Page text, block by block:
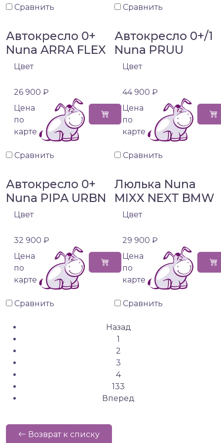
Сравнить Сравнить
Автокресло 0+
Nuna ARRA FLEX
Цвет
26 900 ₽
Цена
по
карте
Сравнить
Автокресло 0+/1
Nuna PRUU
Цвет
44 900 ₽
Цена
по
карте
Сравнить
Автокресло 0+
Nuna PIPA URBN
Цвет
32 900 ₽
Цена
по
карте
Сравнить
Люлька Nuna
MIXX NEXT BMW
Цвет
29 900 ₽
Цена
по
карте
Сравнить
Назад
1
2
3
4
133
Вперед
Возврат к списку